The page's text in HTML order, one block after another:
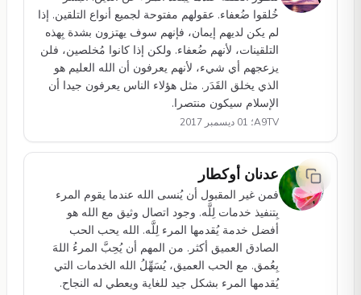
خُلقوا ضُعفاء. عقولهم مفتوحة لجميع أنواع التلقين. إذا
لم يكن لديهم إيمان، فإنهم سوف يهتزون بشدة بِهذه
التلقينات، لأنهم ضُعفاء. ولكن إذا كانوا مُخلصين، فلن
يزعجهم أي شيء، لأنهم يعرفون أن الله العليم هو
الذي يخلق القَدَر. مثل هؤلاء الناس يعرفون جيدا أن
الإسلام سيكون منتصرا.
A9TV؛ 01 ديسمبر 2017
عدنان أوكطار
فمن غير المقبول أن يُنسى الله عندما يقوم المرء
بِتنفيذ خدمات لِلَّه. وجود اتصال وثيق مع الله هو
أفضل خدمة يُقدمها المرء لِلَّه. الله يحب الحب
الصادق العميق أكثر. من المهم أن يُحِبَّ المرءُ اللهَ
بِعُمق. مع الحب العميق، يُسَهِّلُ الله الخدمات التي
يُقدمها المرء بشكل جيد للغاية ويعطي له النجاح.